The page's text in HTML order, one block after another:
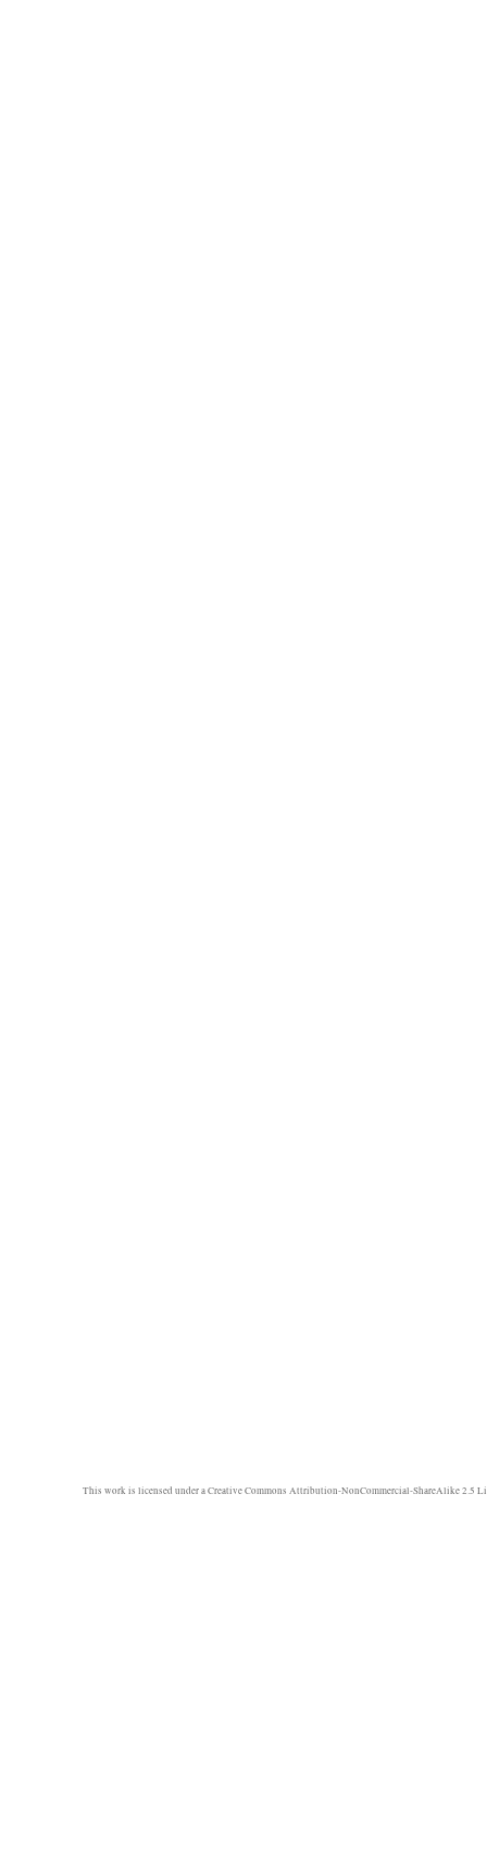
This work is licensed under aCreative Commons Attribution-NonCommercial-ShareAlike 2.5